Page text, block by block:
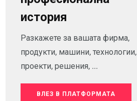
история
Разкажете за вашата фирма,
продукти, машини, технологии,
проекти, решения, ...
ВЛЕЗ В ПЛАТФОРМАТА